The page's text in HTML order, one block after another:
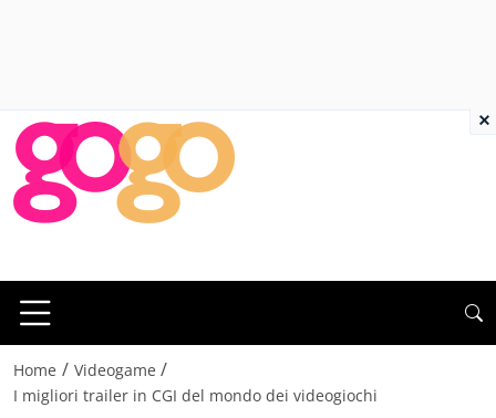
Home / Videogame /
I migliori trailer in CGI del mondo dei videogiochi
×